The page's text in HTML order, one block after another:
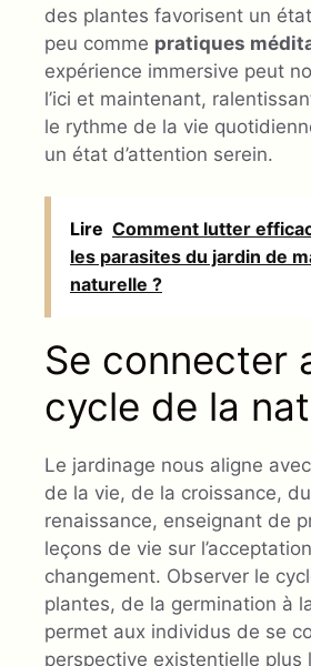
des plantes favorisent un
peu comme pratiques
expérience immersive peut
l’ici et maintenant,
le rythme de la vie
un état d’attention serein.
Lire Comment lutter
les parasites du jardin de
naturelle ?
Se connecter
cycle de la
Le jardinage nous aligne
de la vie, de la croissance,
renaissance, enseignant de
leçons de vie sur
changement. Observer le
plantes, de la germination à
permet aux individus de se
perspective existentielle plus